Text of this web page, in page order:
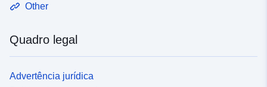
Other
Quadro legal
Advertência jurídica